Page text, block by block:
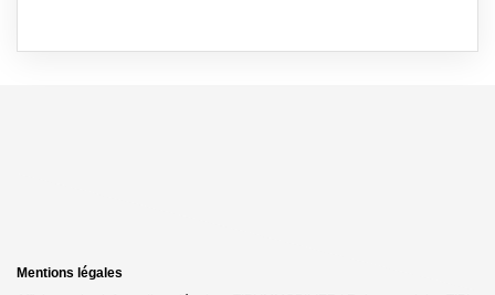
Mentions légales